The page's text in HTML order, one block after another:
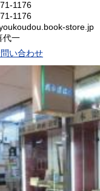
350円
350円
350円 長崎県
350円 大分県
350円 鹿児島県
350円
1176
1176
store.jp
代一
い合わせ